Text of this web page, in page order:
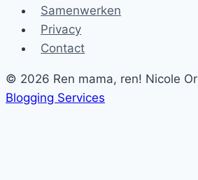
Samenwerken
Privacy
Contact
© 2026 Ren mama, ren! Nicole
Blogging Services